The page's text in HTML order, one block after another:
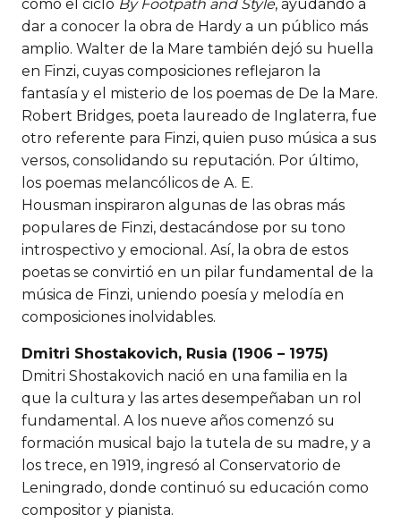
como el ciclo By Footpath and Style, ayudando a
dar a conocer la obra de Hardy a un público más
amplio. Walter de la Mare también dejó su huella
en Finzi, cuyas composiciones reflejaron la
fantasía y el misterio de los poemas de De la Mare.
Robert Bridges, poeta laureado de Inglaterra, fue
otro referente para Finzi, quien puso música a sus
versos, consolidando su reputación. Por último,
los poemas melancólicos de A. E.
Housman inspiraron algunas de las obras más
populares de Finzi, destacándose por su tono
introspectivo y emocional. Así, la obra de estos
poetas se convirtió en un pilar fundamental de la
música de Finzi, uniendo poesía y melodía en
composiciones inolvidables.
Dmitri Shostakovich, Rusia (1906 – 1975)
Dmitri Shostakovich nació en una familia en la
que la cultura y las artes desempeñaban un rol
fundamental. A los nueve años comenzó su
formación musical bajo la tutela de su madre, y a
los trece, en 1919, ingresó al Conservatorio de
Leningrado, donde continuó su educación como
compositor y pianista.